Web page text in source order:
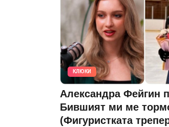
КЛЮКИ
Александра Фейгин
Бившият ми ме
(Фигуристката